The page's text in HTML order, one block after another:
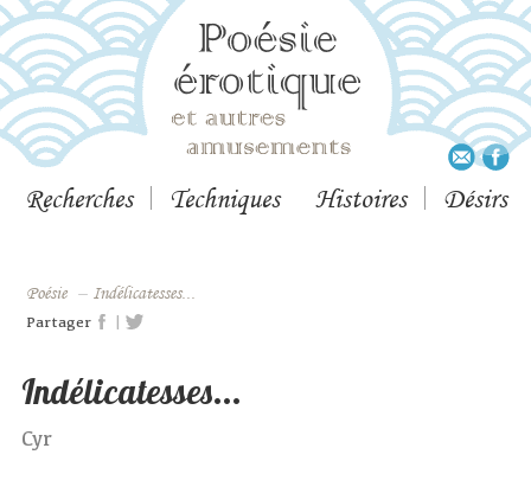
Recherches Techniques Histoires Désirs
Poésie – Indélicatesses...
Partager |
Indélicatesses...
Cyr